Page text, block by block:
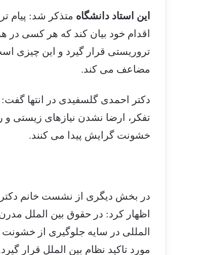
این استاد دانشگاه متذکر شد: پیام
اقدام خود بیان کند که هر کسی
تروریستی قرار گیرد و این چیزی
مضاعف می کند.
دکتر احمدی گلسفیدی در انتها
تفکر، ارضا نشدن نیازهای زیستی و
خشونت گرایش پیدا می کنند.
در بخش دیگری از نشست خانم
اظهار کرد: در حقوق بین الملل
المللی در سایه جلوگیری از
مورد تاکید نظام بین الملل قرار